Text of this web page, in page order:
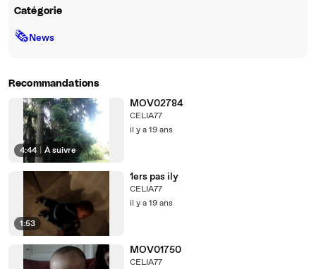
Catégorie
🗞News
Recommandations
4:44 À suivre
MOV02784
CELIA77
il y a 19 ans
1:53
1ers pas ily
CELIA77
il y a 19 ans
MOV01750
CELIA77